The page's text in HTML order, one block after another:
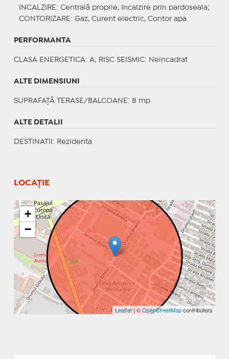
INCALZIRE : Centrală proprie, Incalzire prin pardoseala;
CONTORIZARE : Gaz, Curent electric, Contor apa
PERFORMANTA
CLASA ENERGETICA: A; RISC SEISMIC: Neincadrat
ALTE DIMENSIUNI
SUPRAFAȚĂ TERASE/BALCOANE: 8 mp
ALTE DETALII
DESTINATII : Rezidenta
LOCAȚIE
+
−
Leaflet | ©OpenStreetMapcontributors